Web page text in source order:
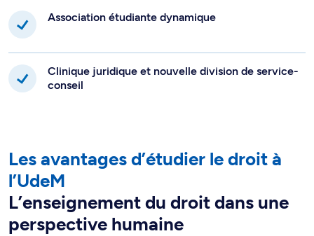
Association étudiante dynamique
Clinique juridique et nouvelle division de service-
conseil
Les avantages d’étudier le droit à
l’UdeM
L’enseignement du droit dans une
perspective humaine